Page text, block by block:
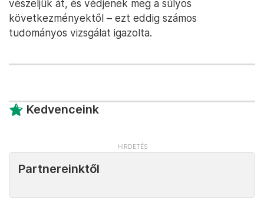
vészeljük át, és védjenek meg a súlyos
következményektől – ezt eddig számos
tudományos vizsgálat igazolta.
Kedvenceink
Partnereinktől